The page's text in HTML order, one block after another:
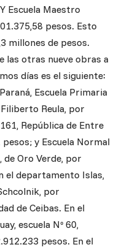
Escuela Maestro
pesos. Esto
millones de pesos.
las otras nueve obras a
días es el siguiente:
Escuela Primaria
Reula, por
República de Entre
y Escuela Normal
de Oro Verde, por
el departamento Islas,
por
de Ceibas. En el
escuela Nº 60,
pesos. En el